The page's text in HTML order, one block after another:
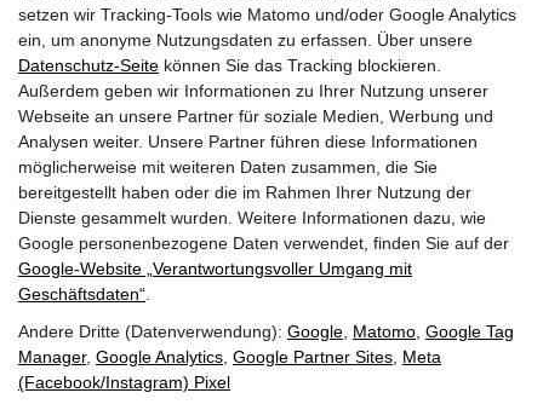
Sitemap
Barrierefreiheit
Impressum & Datenschutz
setzen wir Tracking-Tools wie Matomo und/oder Google Analytics
ein, um anonyme Nutzungsdaten zu erfassen. Über unsere
Datenschutz-Seite können Sie das Tracking blockieren.
Außerdem geben wir Informationen zu Ihrer Nutzung unserer
Webseite an unsere Partner für soziale Medien, Werbung und
Analysen weiter. Unsere Partner führen diese Informationen
möglicherweise mit weiteren Daten zusammen, die Sie
bereitgestellt haben oder die im Rahmen Ihrer Nutzung der
Dienste gesammelt wurden. Weitere Informationen dazu, wie
Google personenbezogene Daten verwendet, finden Sie auf der
Google‑Website „Verantwortungsvoller Umgang mit
Geschäftsdaten“
Andere Dritte (Datenverwendung): Google Matomo Google Tag
Manager, Google Analytics Google Partner Sites Meta
(Facebook/Instagram) Pixel